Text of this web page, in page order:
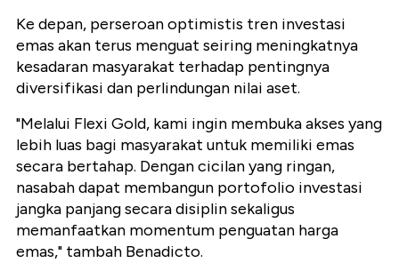
Ke depan, perseroan optimistis tren investasi
emas akan terus menguat seiring meningkatnya
kesadaran masyarakat terhadap pentingnya
diversifikasi dan perlindungan nilai aset.
"Melalui Flexi Gold, kami ingin membuka akses yang
lebih luas bagi masyarakat untuk memiliki emas
secara bertahap. Dengan cicilan yang ringan,
nasabah dapat membangun portofolio investasi
jangka panjang secara disiplin sekaligus
memanfaatkan momentum penguatan harga
emas," tambah Benadicto.